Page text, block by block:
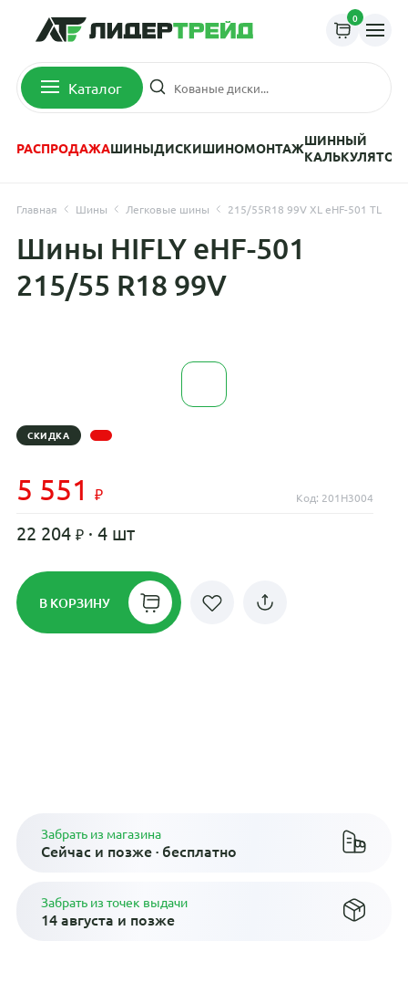
0
Каталог
РАСПРОДАЖАШИНЫДИСКИШИНОМОНТАЖШИННЫЙ
КАЛЬКУЛЯТОР
Главная Шины Легковые шины 215/55R18 99V XL eHF-501 TL
Шины HIFLY eHF-501
215/55 R18 99V
СКИДКА
5 551 Код: 201H3004
22 204 · 4 шт
В КОРЗИНУ
Забрать из магазина
Сейчас и позже · бесплатно
Забрать из точек выдачи
14 августа и позже